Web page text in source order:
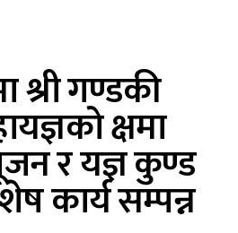
श्री गण्डकी
क्षमा
र यज्ञ कुण्ड
कार्य सम्पन्न